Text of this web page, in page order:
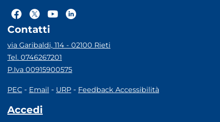
Contatti
via Garibaldi, 114 - 02100 Rieti
Tel. 0746267201
P.Iva 00915900575
PEC - Email - URP - Feedback Accessibilità
Accedi